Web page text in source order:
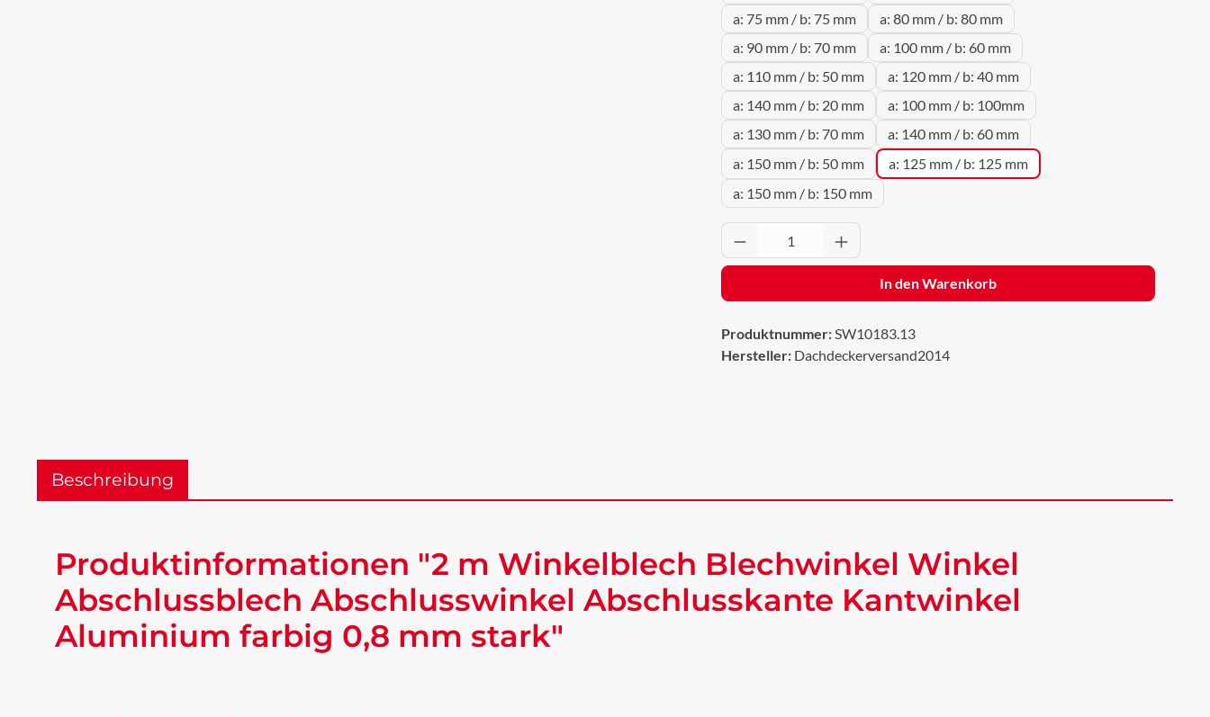
a: 75 mm / b: 75 mm
a: 80 mm / b: 80 mm
a: 90 mm / b: 70 mm
a: 100 mm / b: 60 mm
a: 110 mm / b: 50 mm
a: 120 mm / b: 40 mm
a: 140 mm / b: 20 mm
a: 100 mm / b: 100mm
a: 130 mm / b: 70 mm
a: 140 mm / b: 60 mm
a: 150 mm / b: 50 mm
a: 125 mm / b: 125 mm
a: 150 mm / b: 150 mm
Produkt Anzahl: Gib den gewünschten Wert ein
In den Warenkorb
Produktnummer:SW10183.13
Hersteller: Dachdeckerversand2014
Beschreibung
Produktinformationen "2 m Winkelblech Blechwinkel Winkel
Abschlussblech Abschlusswinkel Abschlusskante Kantwinkel
Aluminium farbig 0,8 mm stark"